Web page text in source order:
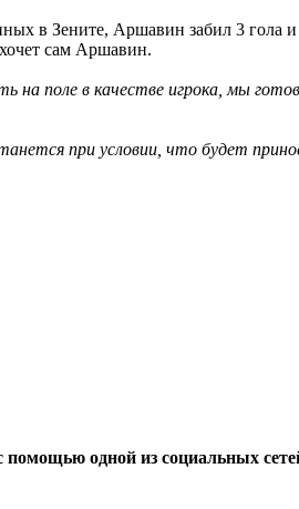
в Зените, Аршавин забил 3 гола
сам Аршавин.
на поле в качестве игрока, мы
при условии, что будет
помощью одной из социальных